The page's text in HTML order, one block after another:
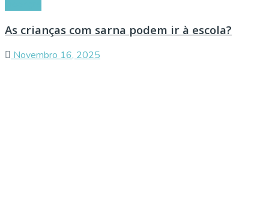
As crianças com sarna podem ir à escola?
Novembro 16, 2025